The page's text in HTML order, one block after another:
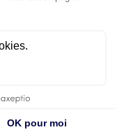
Argentine et
2026
légales